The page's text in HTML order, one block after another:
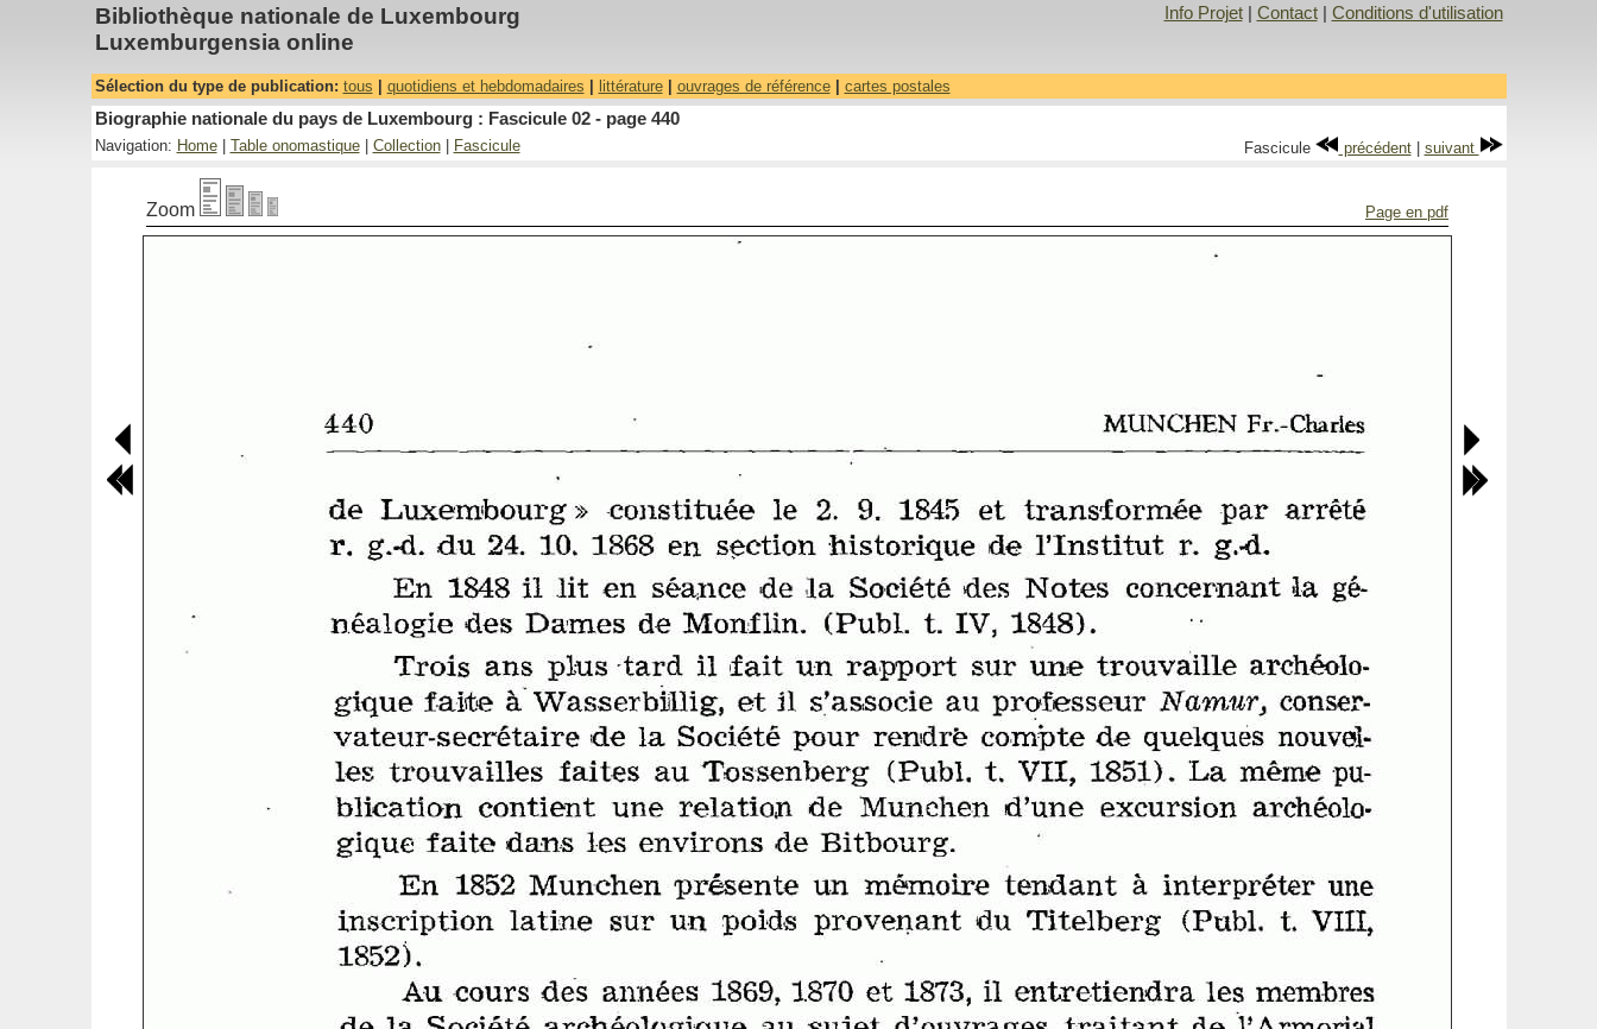
Bibliothèque nationale de Luxembourg
Luxemburgensia online
Info Projet| Contact| Conditions d'utilisation
Sélection du type de publication: tous quotidiens et hebdomadaires littérature| ouvrages de référence| cartes postales
Biographie nationale du pays de Luxembourg : Fascicule 02 - page 440
Navigation: Home| Table onomastique| Collection| Fascicule Fascicule précédent| suivant
Zoom Page en pdf